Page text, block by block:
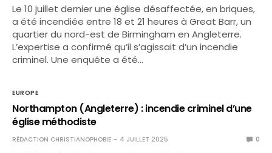
Le 10 juillet dernier une église désaffectée, en briques,
a été incendiée entre 18 et 21 heures à Great Barr, un
quartier du nord-est de Birmingham en Angleterre.
L’expertise a confirmé qu’il s’agissait d’un incendie
criminel. Une enquête a été…
EUROPE
Northampton (Angleterre) : incendie criminel d’une
église méthodiste
RÉDACTION CHRISTIANOPHOBIE 4 JUILLET 2025 0